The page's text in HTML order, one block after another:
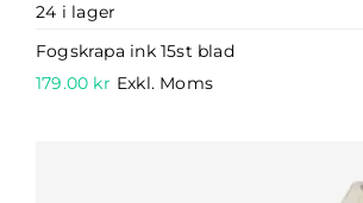
24 i lager
Fogskrapa ink 15st blad
179.00 kr Exkl. Moms